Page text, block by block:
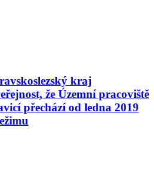
kraj
že Územní pracoviště
přechází od ledna 2019